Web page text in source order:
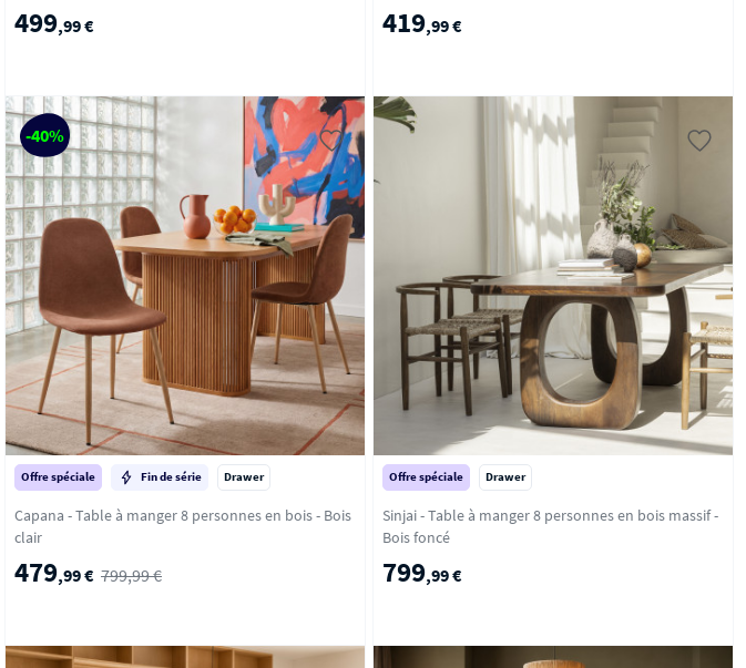
499,99 € 419,99 €
-40%
Offre spéciale Fin de série Drawer
Capana - Table à manger 8 personnes en bois - Bois
clair
479,99 € 799,99 €
Offre spéciale Drawer
Sinjai - Table à manger 8 personnes en bois massif -
Bois foncé
799,99 €